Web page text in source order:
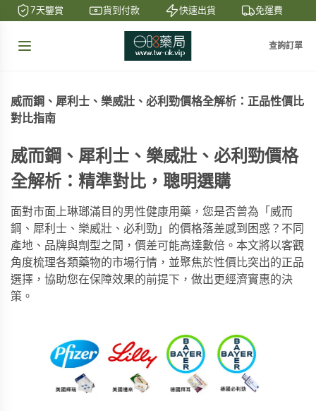
7天鑒賞 貨到付款 快速出貨 免運費
查詢訂單
威而鋼、犀利士、樂威壯、必利勁價格全解析：正品性價比
對比指南
威而鋼、犀利士、樂威壯、必利勁價格
全解析：精準對比，聰明選購
面對市面上琳瑯滿目的男性健康用藥，您是否曾為「威而
鋼、犀利士、樂威壯、必利勁」的價格落差感到困惑？不同
產地、品牌與劑型之間，價差可能高達數倍。本文將以客觀
角度梳理各類藥物的市場行情，並聚焦於性價比突出的正品
選擇，協助您在保障效果的前提下，做出更經濟實惠的決
策。